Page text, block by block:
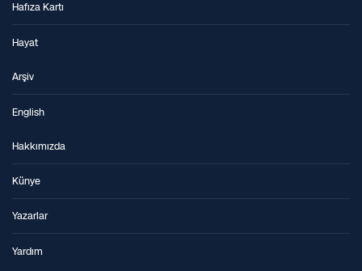
Hafıza Kartı
Hayat
Arşiv
English
Hakkımızda
Künye
Yazarlar
Yardım